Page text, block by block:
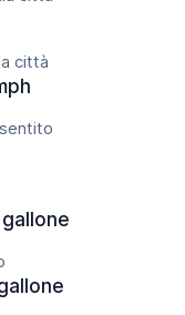
città